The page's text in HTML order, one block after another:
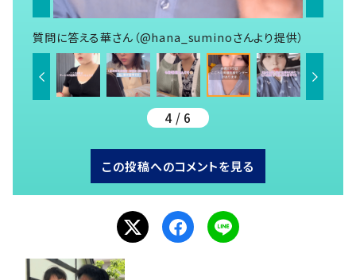
質問に答える華さん（@hana_suminoさんより提供）
4 / 6
この投稿へのコメントを見る